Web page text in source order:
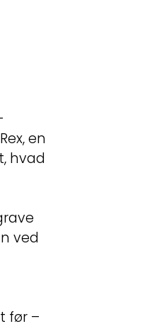
en
hvad
ved
før –